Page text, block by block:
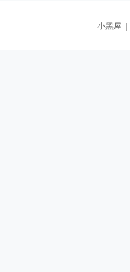
小黑屋 |